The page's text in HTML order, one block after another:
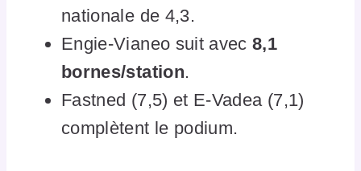
nationale de 4,3.
Engie-Vianeo suit avec8,1
bornes/station.
Fastned (7,5) et E-Vadea (7,1)
complètent le podium.